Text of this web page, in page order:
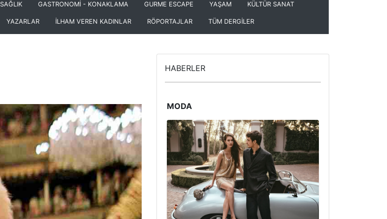
SAĞLIK GASTRONOMİ - KONAKLAMA GURME ESCAPE YAŞAM KÜLTÜR SANAT
YAZARLAR İLHAM VEREN KADINLAR RÖPORTAJLAR TÜM DERGİLER
HABERLER
MODA